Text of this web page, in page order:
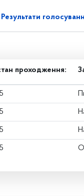
Результати
проходження: